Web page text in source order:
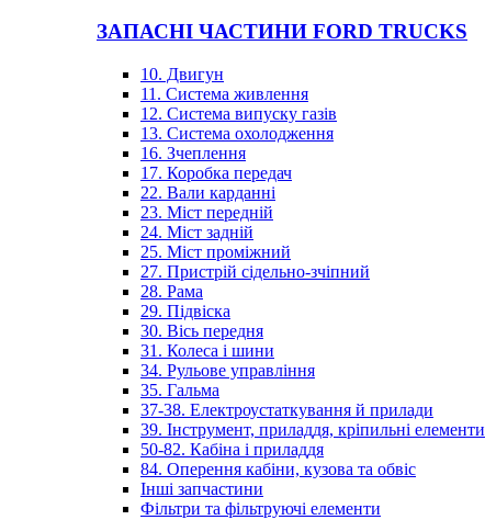
ЗАПАСНІ ЧАСТИНИ FORD TRUCKS
10. Двигун
11. Система живлення
12. Система випуску газів
13. Система охолодження
16. Зчеплення
17. Коробка передач
22. Вали карданні
23. Міст передній
24. Міст задній
25. Міст проміжний
27. Пристрій сідельно-зчіпний
28. Рама
29. Підвіска
30. Вісь передня
31. Колеса і шини
34. Рульове управління
35. Гальма
37-38. Електроустаткування й прилади
39. Інструмент, приладдя, кріпильні елементи
50-82. Кабіна і приладдя
84. Оперення кабіни, кузова та обвіс
Інші запчастини
Фільтри та фільтруючі елементи